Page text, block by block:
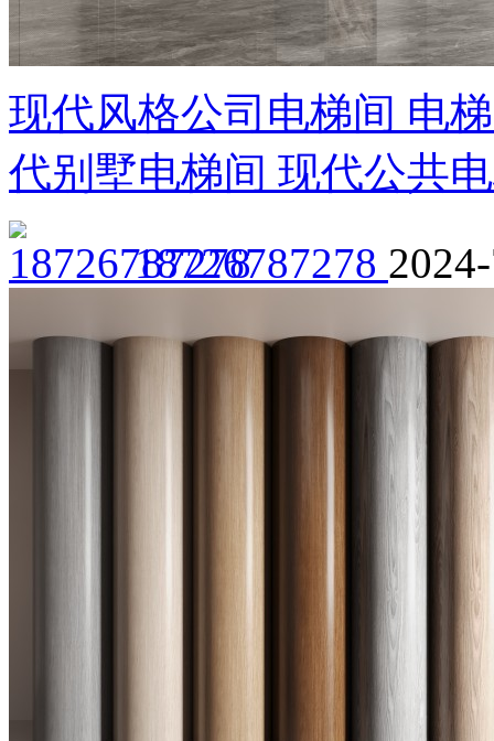
现代风格公司电梯间 电
代别墅电梯间 现代公共
18726787278